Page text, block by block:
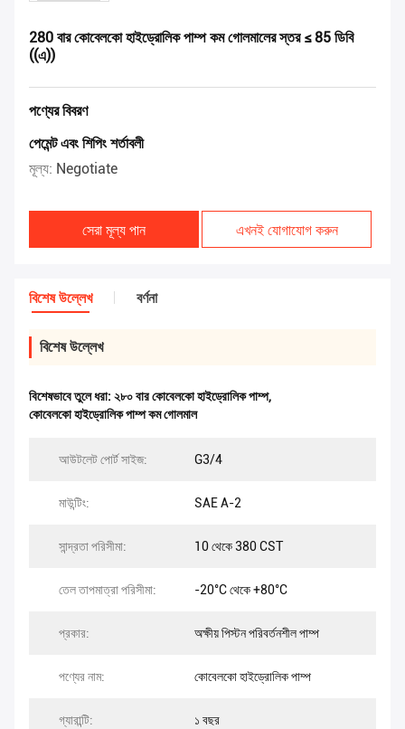
280 বার কোবেলকো হাইড্রোলিক পাম্প কম গোলমালের স্তর ≤ 85 ডিবি
((এ))
পণ্যের বিবরণ
পেমেন্ট এবং শিপিং শর্তাবলী
মূল্য: Negotiate
সেরা মূল্য পান এখনই যোগাযোগ করুন
বিশেষ উল্লেখ বর্ণনা
বিশেষ উল্লেখ
বিশেষভাবে তুলে ধরা: ২৮০ বার কোবেলকো হাইড্রোলিক পাম্প,
কোবেলকো হাইড্রোলিক পাম্প কম গোলমাল
আউটলেট পোর্ট সাইজ: G3/4
মাউন্টিং: SAE A-2
সান্দ্রতা পরিসীমা: 10 থেকে 380 CST
তেল তাপমাত্রা পরিসীমা: -20°C থেকে +80°C
প্রকার: অক্ষীয় পিস্টন পরিবর্তনশীল পাম্প
পণ্যের নাম: কোবেলকো হাইড্রোলিক পাম্প
গ্যারান্টি: ১ বছর